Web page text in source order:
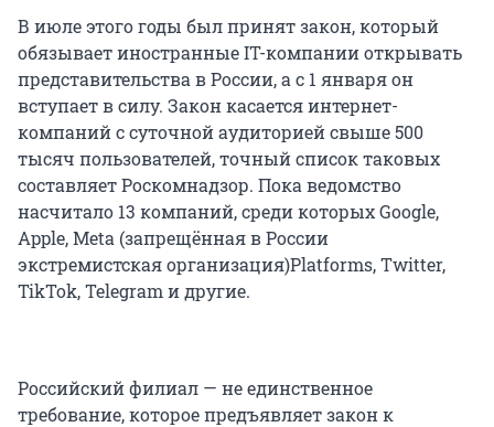
В июле этого годы был принят закон, который
обязывает иностранные IT-компании открывать
представительства в России, а с 1 января он
вступает в силу. Закон касается интернет-
компаний с суточной аудиторией свыше 500
тысяч пользователей, точный список таковых
составляет Роскомнадзор. Пока ведомство
насчитало 13 компаний, среди которых Google,
Apple, Meta (запрещённая в России
экстремистская организация)Platforms, Twitter,
TikTok, Telegram и другие.
Российский филиал — не единственное
требование, которое предъявляет закон к